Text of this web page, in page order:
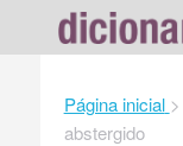
Página inicial >
abstergido